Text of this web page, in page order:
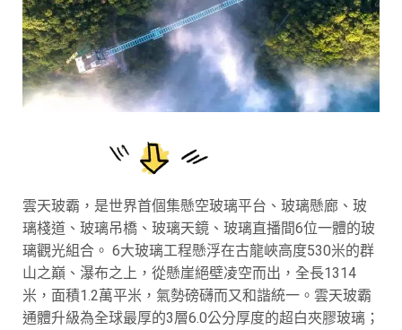
雲天玻霸，是世界首個集懸空玻璃平台、玻璃懸廊、玻
璃棧道、玻璃吊橋、玻璃天鏡、玻璃直播間6位一體的玻
璃觀光組合。 6大玻璃工程懸浮在古龍峽高度530米的群
山之巔、瀑布之上，從懸崖絕壁凌空而出，全長1314
米，面積1.2萬平米，氣勢磅礴而又和諧統一。雲天玻霸
通體升級為全球最厚的3層6.0公分厚度的超白夾膠玻璃；